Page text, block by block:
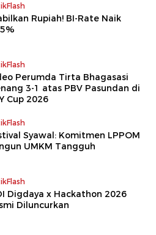
Rupiah! BI-Rate Naik
Perumda Tirta Bhagasasi
3-1 atas PBV Pasundan di
Cup 2026
Syawal: Komitmen LPPOM
UMKM Tangguh
Digdaya x Hackathon 2026
Diluncurkan